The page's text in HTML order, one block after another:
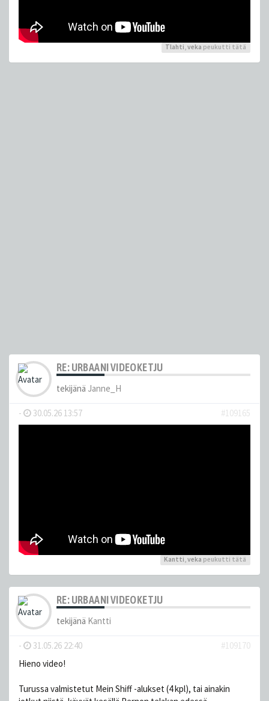
Tlahti,veka peukutti tätä
RE: URBAANI VIDEOKETJU
tekijänä Janne_H
- 30.05.26 13:57 #109165
Kantti,veka peukutti tätä
RE: URBAANI VIDEOKETJU
tekijänä Kantti
- 31.05.26 22:40
#109170
Hieno video!
Turussa valmistetut Mein Shiff -alukset (4 kpl), tai ainakin